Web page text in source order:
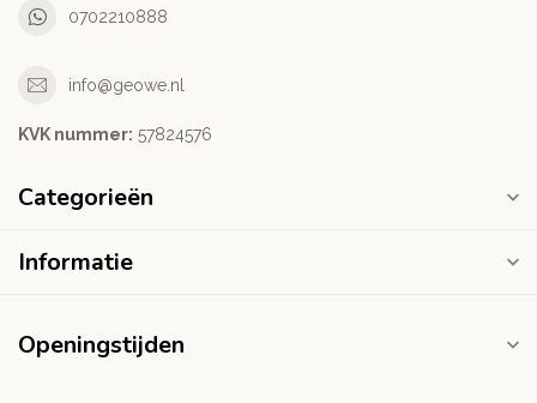
0702210888
info@geowe.nl
KVK nummer: ‭57824576‬
Categorieën
Informatie
Openingstijden